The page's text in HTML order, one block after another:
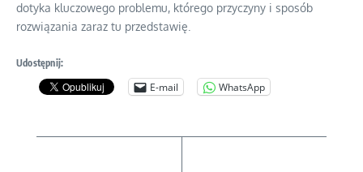
dotyka kluczowego problemu, którego przyczyny i sposób
rozwiązania zaraz tu przedstawię.
Udostępnij:
E-mail WhatsApp